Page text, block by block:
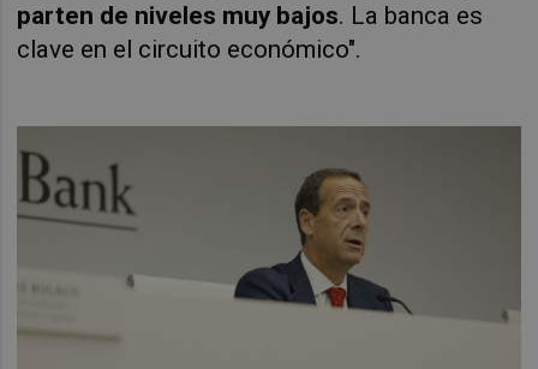
parten de niveles muy bajos. La banca es
clave en el circuito económico".